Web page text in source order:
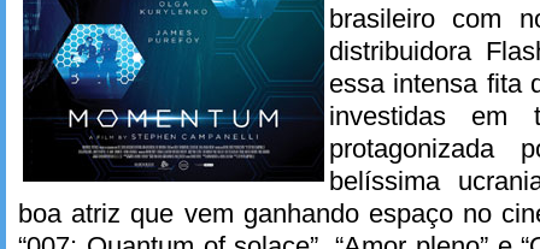
brasileiro com
distribuidora
essa intensa fita
investidas em
protagonizada
belíssima
boa atriz que vem ganhando espaço no